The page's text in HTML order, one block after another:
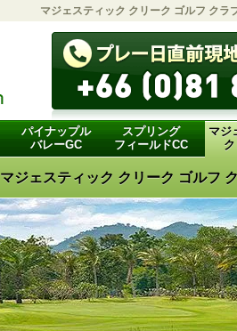
マジェスティック クリーク ゴルフ ク
パイナップル
バレーGC
スプリング
フィールドCC
マジ
マジェスティック クリーク ゴルフ